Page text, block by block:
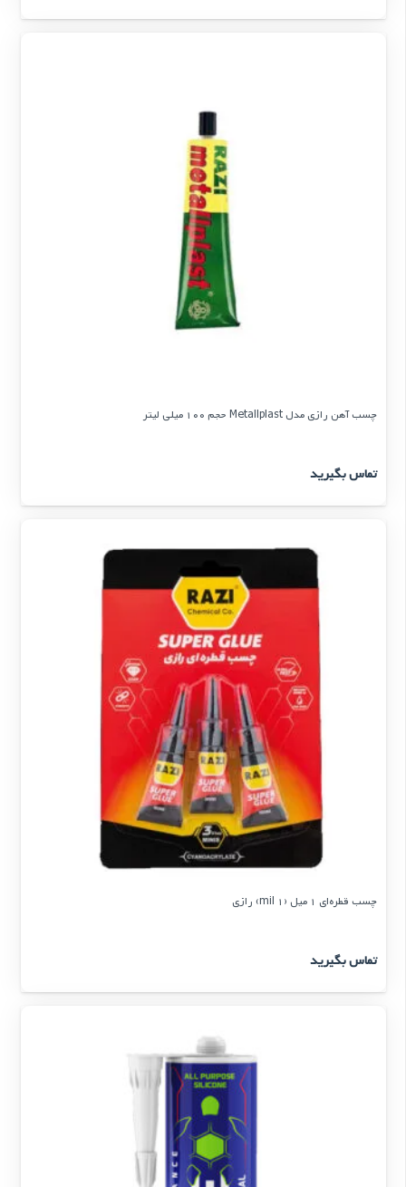
چسب آهن رازی مدل Metallplast حجم 100 میلی لیتر
تماس بگیرید
چسب قطره‌ای 1 میل (1 mil) رازی
تماس بگیرید